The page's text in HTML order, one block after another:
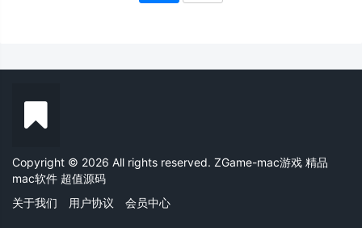
Copyright © 2026 All rights reserved. ZGame-mac游戏 精品
mac软件 超值源码
关于我们
用户协议 会员中心